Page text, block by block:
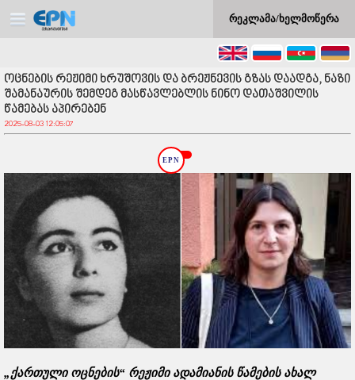
რეკლამა/ხელმოწერა
ოცნების რეჟიმი ხრუშოვის და ბრეჟნევის გზას დაადგა, ნაზი
შამანაურის შემდეგ მასწავლებლის ნინო დათაშვილის
წამებას აპირებენ
2025-08-03 12:05:07
„ქართული ოცნების“ რეჟიმი ადამიანის წამების ახალ